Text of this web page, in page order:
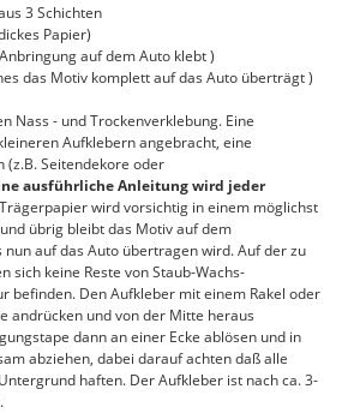
3 Schichten
Papier)
auf dem Auto klebt )
das Motiv komplett auf das Auto überträgt )
Nass - und Trockenverklebung. Eine
Aufklebern angebracht, eine
(z.B. Seitendekore oder
ausführliche Anleitung wird jeder
wird vorsichtig in einem möglichst
übrig bleibt das Motiv auf dem
auf das Auto übertragen wird. Auf der zu
sich keine Reste von Staub-Wachs-
befinden. Den Aufkleber mit einem Rakel oder
andrücken und von der Mitte heraus
dann an einer Ecke ablösen und in
abziehen, dabei darauf achten daß alle
haften. Der Aufkleber ist nach ca. 3-